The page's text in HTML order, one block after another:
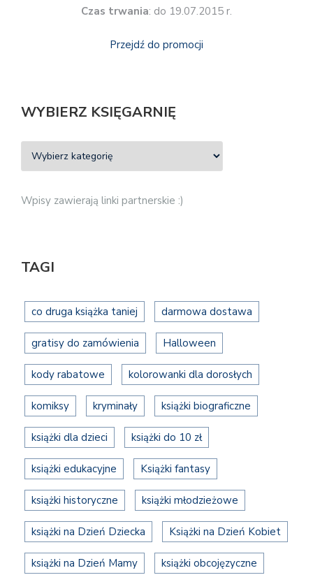
Czas trwania: do 19.07.2015 r.
Przejdź do promocji
WYBIERZ KSIĘGARNIĘ
Wpisy zawierają linki partnerskie :)
TAGI
co druga książka taniej darmowa dostawa
gratisy do zamówienia Halloween
kody rabatowe kolorowanki dla dorosłych
komiksy kryminały książki biograficzne
książki dla dzieci książki do 10 zł
książki edukacyjne Książki fantasy
książki historyczne książki młodzieżowe
książki na Dzień Dziecka Książki na Dzień Kobiet
książki na Dzień Mamy książki obcojęzyczne